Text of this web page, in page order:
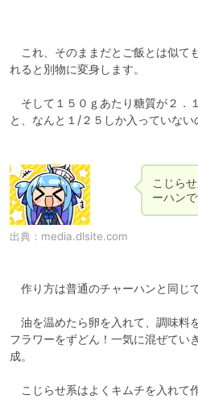
これ、そのままだとご飯とは似て
れると別物に変身します。
そして１５０ｇあたり糖質が２．
と、なんと１/２５しか入っていない
出典： media.dlsite.com
こじら
ーハンで
作り方は普通のチャーハンと同じ
油を温めたら卵を入れて、調味料
フラワーをずどん！一気に混ぜてい
成。
こじらせ系はよくキムチを入れて